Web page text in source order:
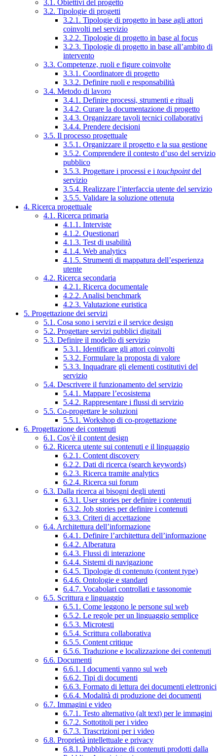
3.1. Obiettivi del progetto
3.2. Tipologie di progetti
3.2.1. Tipologie di progetto in base agli attori
coinvolti nel servizio
3.2.2. Tipologie di progetto in base al focus
3.2.3. Tipologie di progetto in base all’ambito di
intervento
3.3. Competenze, ruoli e figure coinvolte
3.3.1. Coordinatore di progetto
3.3.2. Definire ruoli e responsabilità
3.4. Metodo di lavoro
3.4.1. Definire processi, strumenti e rituali
3.4.2. Curare la documentazione di progetto
3.4.3. Organizzare tavoli tecnici collaborativi
3.4.4. Prendere decisioni
3.5. Il processo progettuale
3.5.1. Organizzare il progetto e la sua gestione
3.5.2. Comprendere il contesto d’uso del servizio
pubblico
3.5.3. Progettare i processi e i touchpointdel
servizio
3.5.4. Realizzare l’interfaccia utente del servizio
3.5.5. Validare la soluzione ottenuta
4. Ricerca progettuale
4.1. Ricerca primaria
4.1.1. Interviste
4.1.2. Questionari
4.1.3. Test di usabilità
4.1.4. Web analytics
4.1.5. Strumenti di mappatura dell’esperienza
utente
4.2. Ricerca secondaria
4.2.1. Ricerca documentale
4.2.2. Analisi benchmark
4.2.3. Valutazione euristica
5. Progettazione dei servizi
5.1. Cosa sono i servizi e il service design
5.2. Progettare servizi pubblici digitali
5.3. Definire il modello di servizio
5.3.1. Identificare gli attori coinvolti
5.3.2. Formulare la proposta di valore
5.3.3. Inquadrare gli elementi costitutivi del
servizio
5.4. Descrivere il funzionamento del servizio
5.4.1. Mappare l’ecosistema
5.4.2. Rappresentare i flussi di servizio
5.5. Co-progettare le soluzioni
5.5.1. Workshop di co-progettazione
6. Progettazione dei contenuti
6.1. Cos’è il content design
6.2. Ricerca utente sui contenuti e il linguaggio
6.2.1. Content discovery
6.2.2. Dati di ricerca (search keywords)
6.2.3. Ricerca tramite analytics
6.2.4. Ricerca sui forum
6.3. Dalla ricerca ai bisogni degli utenti
6.3.1. User stories per definire i contenuti
6.3.2. Job stories per definire i contenuti
6.3.3. Criteri di accettazione
6.4. Architettura dell’informazione
6.4.1. Definire l’architettura dell’informazione
6.4.2. Alberatura
6.4.3. Flussi di interazione
6.4.4. Sistemi di navigazione
6.4.5. Tipologie di contenuto (content type)
6.4.6. Ontologie e standard
6.4.7. Vocabolari controllati e tassonomie
6.5. Scrittura e linguaggio
6.5.1. Come leggono le persone sul web
6.5.2. Le regole per un linguaggio semplice
6.5.3. Microtesti
6.5.4. Scrittura collaborativa
6.5.5. Content critique
6.5.6. Traduzione e localizzazione dei contenuti
6.6. Documenti
6.6.1. I documenti vanno sul web
6.6.2. Tipi di documenti
6.6.3. Formato di lettura dei documenti elettronici
6.6.4. Modalità di produzione dei documenti
6.7. Immagini e video
6.7.1. Testo alternativo (alt text) per le immagini
6.7.2. Sottotitoli per i video
6.7.3. Trascrizioni per i video
6.8. Proprietà intellettuale e privacy
6.8.1. Pubblicazione di contenuti prodotti dalla